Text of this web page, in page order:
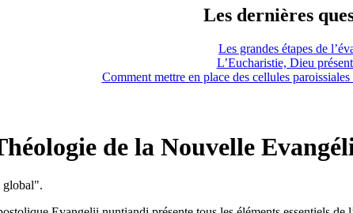
Les dernières
Les grandes étapes de
L’Eucharistie, Dieu
Comment mettre en place des cellules
de la Nouvelle
global".